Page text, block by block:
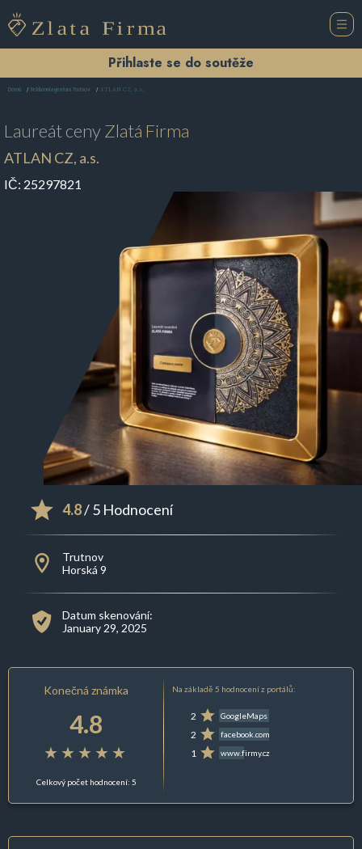
Přihlaste se do soutěže
Domů Reklamní agentura Trutnov ATLAN CZ, a.s.
Laureát cenyZlatá Firma
ATLAN CZ, a.s.
IČ: 25297821
4.8/ 5 Hodnocení
Trutnov
Horská 9
Datum skenování:
January 29, 2025
Konečná známka
4.8
Celkový počet hodnocení: 5
Na základě 5 hodnocení z portálů:
2 GoogleMaps
2 facebook.com
1 www.firmy.cz